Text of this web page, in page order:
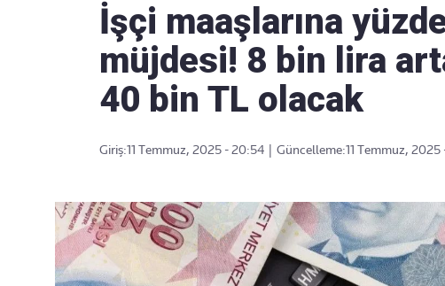
İşçi maaşlarına
müjdesi! 8 bin lira
40 bin TL olacak
Giriş:11 Temmuz, 2025 - 20:54 Güncelleme:11 Temmuz,